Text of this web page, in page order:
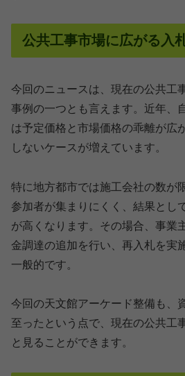
公共工事市場に広がる入
今回のニュースは、現在の公共工
事例の一つとも言えます。近年、
は予定価格と市場価格の乖離が広
しないケースが増えています。
特に地方都市では施工会社の数が
参加者が集まりにくく、結果とし
が高くなります。その場合、事業
金調達の追加を行い、再入札を実
一般的です。
今回の天文館アーケード整備も、
至ったという点で、現在の公共工
と見ることができます。